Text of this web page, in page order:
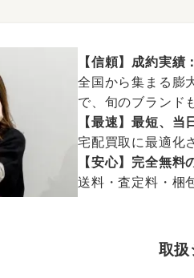
【信頼】成約実
全国から集まる膨
で、旬のブランド
【最速】最短、当
宅配買取に最適化
【安心】完全無料
送料・査定料・梱
取